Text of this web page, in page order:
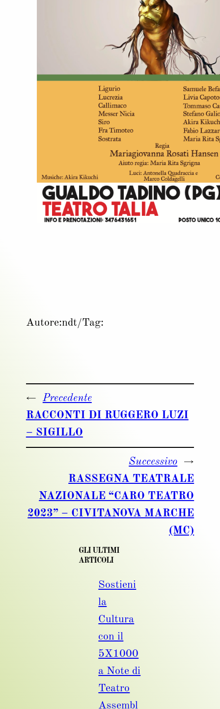
Autore:ndt/Tag:
←
Precedente
RACCONTI DI RUGGERO LUZI
– SIGILLO
Successivo
→
RASSEGNA TEATRALE
NAZIONALE “CARO TEATRO
2023” – CIVITANOVA MARCHE
(MC)
GLI ULTIMI
ARTICOLI
Sostieni
la
Cultura
con il
5X1000
a Note di
Teatro
Assembl